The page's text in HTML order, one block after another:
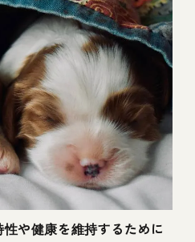
や健康を維持するために